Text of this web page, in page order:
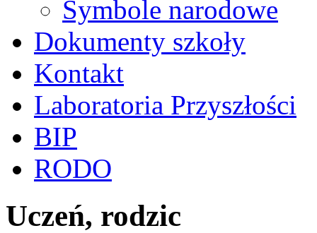
Symbole narodowe
Dokumenty szkoły
Kontakt
Laboratoria Przyszłości
BIP
RODO
Uczeń, rodzic